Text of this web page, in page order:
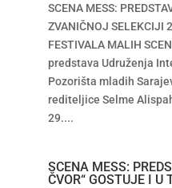
SCENA MESS:
ZVANIČNOJ SELEKCIJI
FESTIVALA MALIH
predstava Udruženja
Pozorišta mladih
rediteljice Selme
29....
SCENA MESS:
ČVOR“ GOSTUJE I U